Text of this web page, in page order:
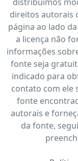
direitos autorais
página ao lado
a licença não
informações
fonte seja
indicado para
contato com ele
fonte
autorais e
da fonte,